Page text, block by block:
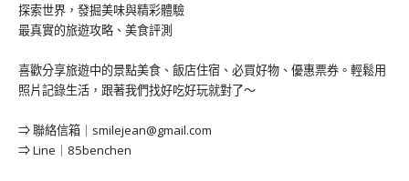
探索世界，發掘美味與精彩體驗
最真實的旅遊攻略、美食評測
喜歡分享旅遊中的景點美食、飯店住宿、必買好物、優惠票券。輕鬆用
照片記錄生活，跟著我們找好吃好玩就對了～
⇒ 聯絡信箱｜ smilejean@gmail.com
⇒ Line｜85benchen